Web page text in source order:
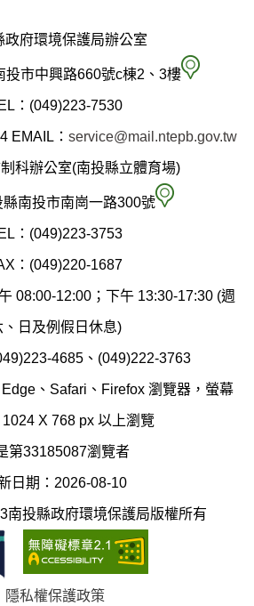
政府環境保護局辦公室
投市中興路660號c棟2、3樓 南
縣
保
局
圖
：(049)223-7530
EMAIL： service@mail.ntepb.gov.tw
科辦公室(南投縣立體育場)
南投市南崗一路300號 空
染
制
科
(南
：(049)223-3753
：(049)220-1687
08:00-12:00；下午 13:30-17:30 (週
、日及例假日休息)
4685、(049)222-3763
、Safari、Firefox 瀏覽器，螢幕
X 768 px 以上瀏覽
第33185087瀏覽者
日期：2026-08-10
南投縣政府環境保護局版權所有
隱私權保護政策